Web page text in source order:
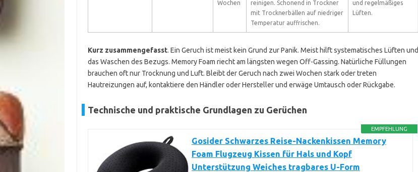
Wochen
reinigen. Schonend in Trockner
mit Trocknerbällen auf niedriger
Temperatur auffrischen.
und regelmäßiges
Lüften.
Kurz zusammengefasst. Ein Geruch ist meist kein Grund zur Panik. Meist hilft systematisches Lüften und
das Waschen des Bezugs. Memory Foam riecht am längsten wegen Off-Gassing. Natürliche Füllungen
brauchen oft nur Trocknung und Luft. Bleibt der Geruch nach zwei Wochen stark oder treten
Hautreizungen auf, kontaktiere den Händler oder Hersteller und erwäge Umtausch oder Rückgabe.
Technische und praktische Grundlagen zu Gerüchen
EMPFEHLUNG
Gosider Schwarzes Reise-Nackenkissen Memory
Foam Flugzeug Kissen für Hals und Kopf
Unterstützung Weiches tragbares U-Form